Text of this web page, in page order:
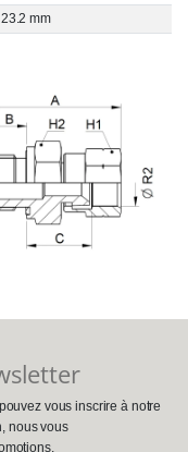
23.2 mm
vous inscrire à notre
nous vous